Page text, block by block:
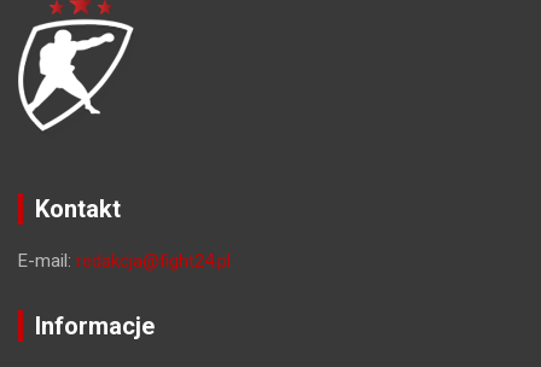
Kontakt
E-mail: redakcja@fight24.pl
Informacje